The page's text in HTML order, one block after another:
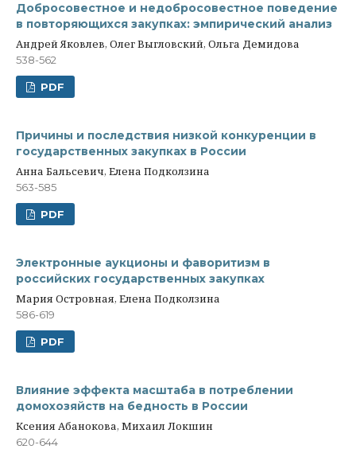
Добросовестное и недобросовестное поведение
в повторяющихся закупках: эмпирический анализ
Андрей Яковлев, Олег Выгловский, Ольга Демидова
538-562
PDF
Причины и последствия низкой конкуренции в
государственных закупках в России
Анна Бальсевич, Елена Подколзина
563-585
PDF
Электронные аукционы и фаворитизм в
российских государственных закупках
Мария Островная, Елена Подколзина
586-619
PDF
Влияние эффекта масштаба в потреблении
домохозяйств на бедность в России
Ксения Абанокова, Михаил Локшин
620-644